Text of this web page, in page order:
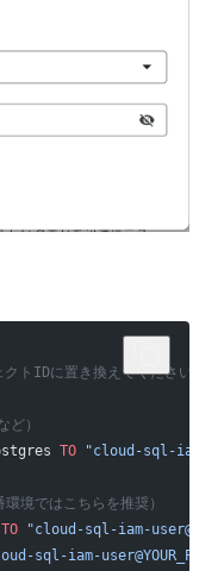
トIDに置き換えてください
）
TO "cloud-sql-iam-
境ではこちらを推奨）
TO "cloud-sql-iam-
sql-iam-